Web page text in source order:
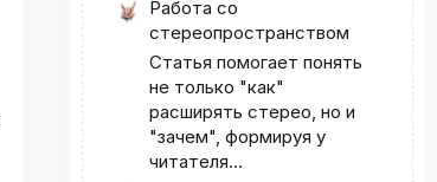
Работа со
стереопространством
Статья помогает понять
не только "как"
расширять стерео, но и
"зачем", формируя у
читателя...